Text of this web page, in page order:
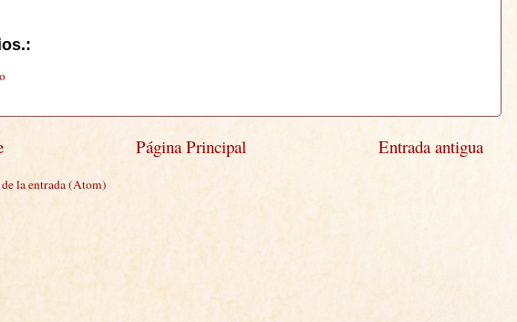
Entrada antigua
Página Principal
la entrada (Atom)